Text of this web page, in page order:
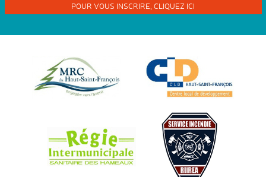
POUR VOUS INSCRIRE, CLIQUEZ ICI